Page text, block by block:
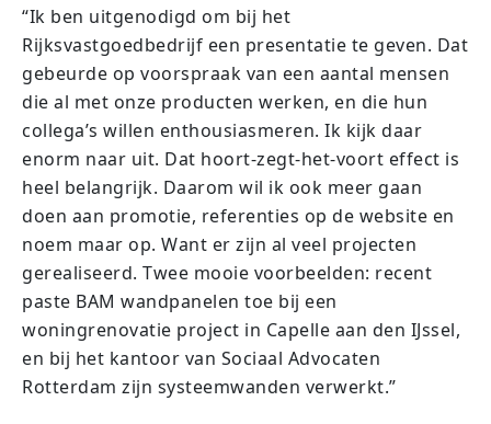
“Ik ben uitgenodigd om bij het
Rijksvastgoedbedrijf een presentatie te geven. Dat
gebeurde op voorspraak van een aantal mensen
die al met onze producten werken, en die hun
collega’s willen enthousiasmeren. Ik kijk daar
enorm naar uit. Dat hoort-zegt-het-voort effect is
heel belangrijk. Daarom wil ik ook meer gaan
doen aan promotie, referenties op de website en
noem maar op. Want er zijn al veel projecten
gerealiseerd. Twee mooie voorbeelden: recent
paste BAM wandpanelen toe bij een
woningrenovatie project in Capelle aan den IJssel,
en bij het kantoor van Sociaal Advocaten
Rotterdam zijn systeemwanden verwerkt.”